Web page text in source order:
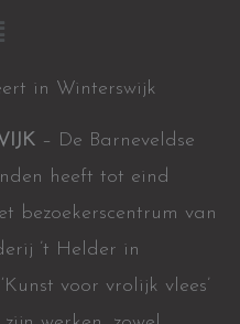
in Winterswijk
– De Barneveldse
heeft tot eind
bezoekerscentrum van
’t Helder in
voor vrolijk vlees’